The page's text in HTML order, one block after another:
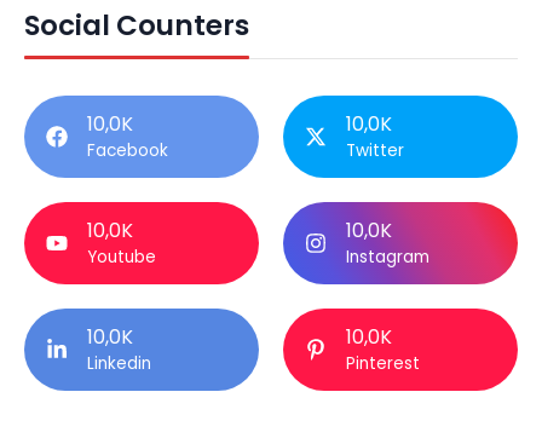
Social Counters
10,0K
Facebook
10,0K
Twitter
10,0K
Youtube
10,0K
Instagram
10,0K
Linkedin
10,0K
Pinterest